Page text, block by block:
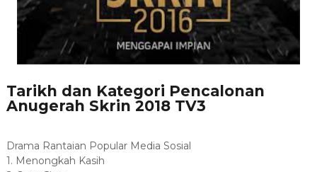
Tarikh dan Kategori Pencalonan
Anugerah Skrin 2018 TV3
Drama Rantaian Popular Media Sosial
1. Menongkah Kasih